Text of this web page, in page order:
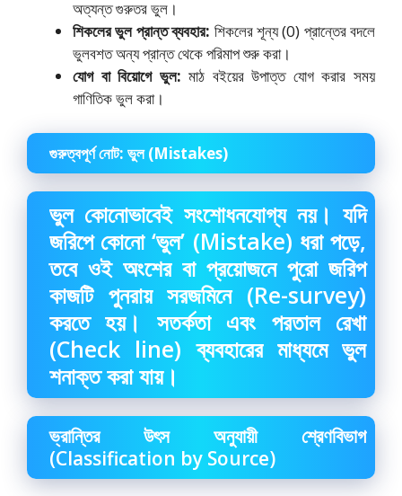
অত্যন্ত গুরুতর ভুল।
শিকলের ভুল প্রান্ত ব্যবহার: শিকলের শূন্য (0) প্রান্তের বদলে
ভুলবশত অন্য প্রান্ত থেকে পরিমাপ শুরু করা।
যোগ বা বিয়োগে ভুল: মাঠ বইয়ের উপাত্ত যোগ করার সময়
গাণিতিক ভুল করা।
গুরুত্বপূর্ণ নোট: ভুল (Mistakes)
ভুল কোনোভাবেই সংশোধনযোগ্য নয়। যদি
জরিপে কোনো ‘ভুল’ (Mistake) ধরা পড়ে,
তবে ওই অংশের বা প্রয়োজনে পুরো জরিপ
কাজটি পুনরায় সরজমিনে (Re-survey)
করতে হয়। সতর্কতা এবং পরতাল রেখা
(Check line) ব্যবহারের মাধ্যমে ভুল
শনাক্ত করা যায়।
ভ্রান্তির উৎস অনুযায়ী শ্রেণবিভাগ
(Classification by Source)